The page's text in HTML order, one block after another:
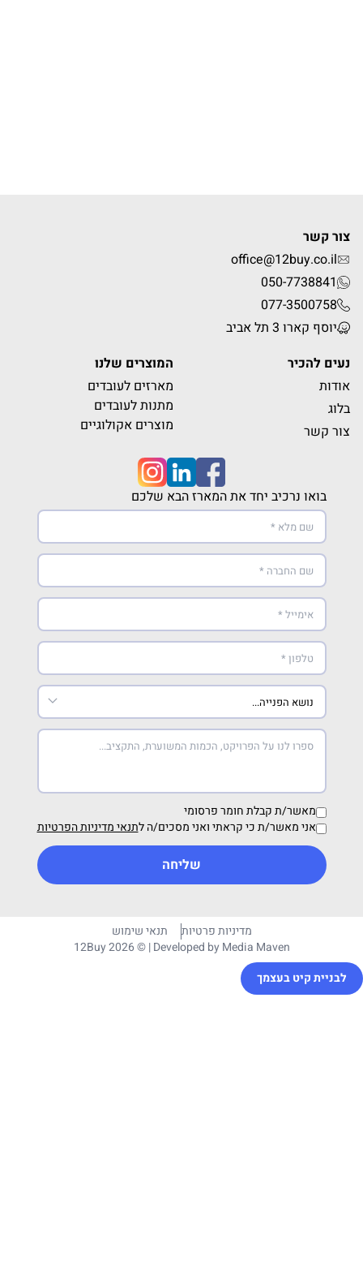
המוצרים שלנו
מארזים לעובדים
מתנות לעובדים
מוצרים אקולוגיים
יחד את המארז הבא שלכם
קבלת חומר פרסומי
ת כי קראתי ואני מסכים/ה לתנאי מדיניות הפרטיות
תנאי שימוש
12Buy 2026 © | Developed by